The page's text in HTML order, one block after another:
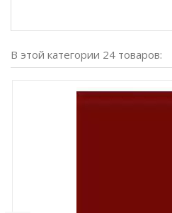
В этой категории 24 товаров: